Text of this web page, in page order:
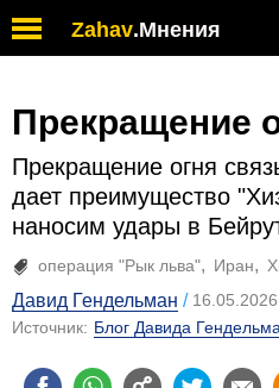
Zahav.Мнения
Прекращение
Прекращение огня
дает преимущество
наносим удары в
операция "Рык льва" Иран
Давид Гендельман
16.05.2026
Источник: Блог Давида